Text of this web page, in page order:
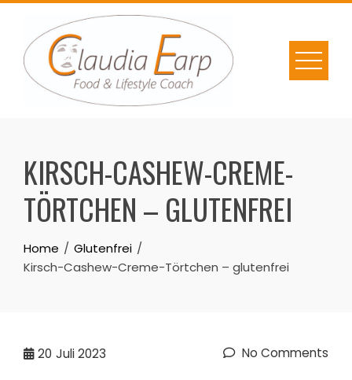
Skip
content
KIRSCH-CASHEW-CREME-
TÖRTCHEN – GLUTENFREI
Home
Glutenfrei
Kirsch-Cashew-Creme-Törtchen – glutenfrei
20 Juli 2023 No Comments